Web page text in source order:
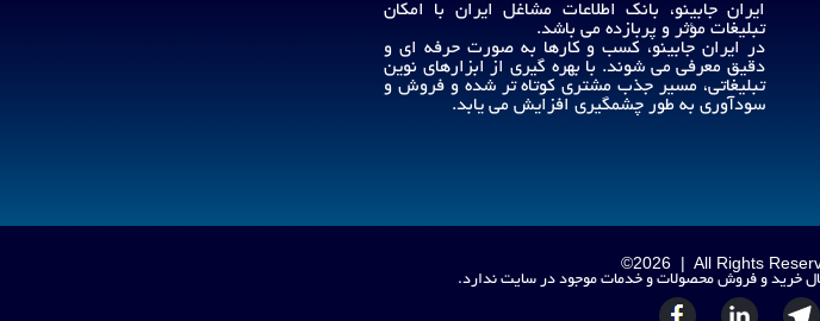
ایران جابینو، بانک اطلاعات مشاغل ایران با امکان
تبلیغات مؤثر و پربازده می باشد.
در ایران جابینو، کسب و کارها به صورت حرفه ای و
دقیق معرفی می شوند. با بهره گیری از ابزارهای نوین
تبلیغاتی، مسیر جذب مشتری کوتاه تر شده و فروش و
سودآوری به طور چشمگیری افزایش می یابد.
©2026 | All Rights
خرید و فروش محصولات و خدمات موجود در سایت ندارد.